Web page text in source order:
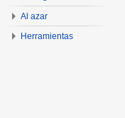
Al azar
Herramientas